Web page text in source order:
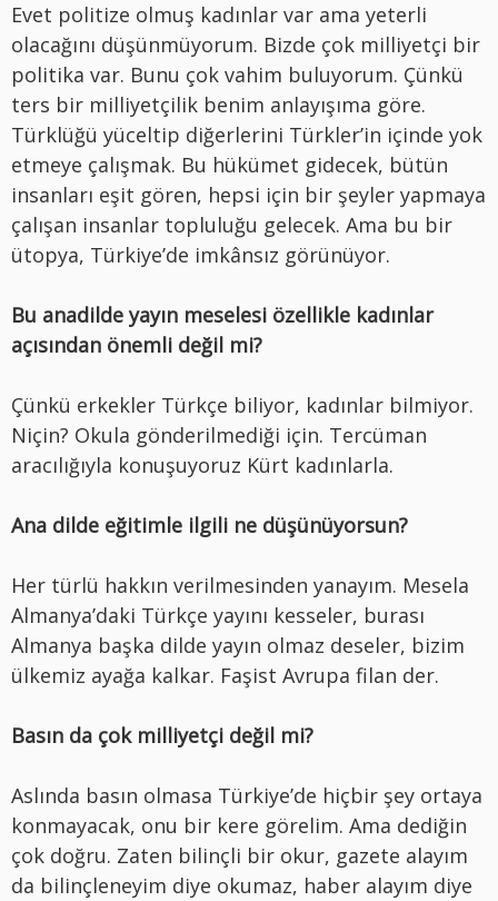
Evet politize olmuş kadınlar var ama yeterli
olacağını düşünmüyorum. Bizde çok milliyetçi bir
politika var. Bunu çok vahim buluyorum. Çünkü
ters bir milliyetçilik benim anlayışıma göre.
Türklüğü yüceltip diğerlerini Türkler’in içinde yok
etmeye çalışmak. Bu hükümet gidecek, bütün
insanları eşit gören, hepsi için bir şeyler yapmaya
çalışan insanlar topluluğu gelecek. Ama bu bir
ütopya, Türkiye’de imkânsız görünüyor.
Bu anadilde yayın meselesi özellikle kadınlar
açısından önemli değil mi?
Çünkü erkekler Türkçe biliyor, kadınlar bilmiyor.
Niçin? Okula gönderilmediği için. Tercüman
aracılığıyla konuşuyoruz Kürt kadınlarla.
Ana dilde eğitimle ilgili ne düşünüyorsun?
Her türlü hakkın verilmesinden yanayım. Mesela
Almanya’daki Türkçe yayını kesseler, burası
Almanya başka dilde yayın olmaz deseler, bizim
ülkemiz ayağa kalkar. Faşist Avrupa filan der.
Basın da çok milliyetçi değil mi?
Aslında basın olmasa Türkiye’de hiçbir şey ortaya
konmayacak, onu bir kere görelim. Ama dediğin
çok doğru. Zaten bilinçli bir okur, gazete alayım
da bilinçleneyim diye okumaz, haber alayım diye